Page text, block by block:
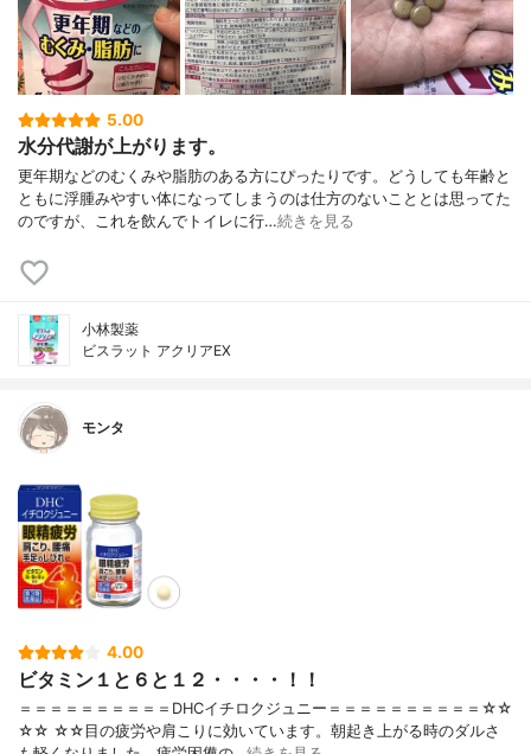
5.00
水分代謝が上がります。
更年期などのむくみや脂肪のある方にぴったりです。どうしても年齢と
ともに浮腫みやすい体になってしまうのは仕方のないこととは思ってた
のですが、これを飲んでトイレに行…続きを見る
小林製薬
ビスラット アクリアEX
モンタ
4.00
ビタミン１と６と１２・・・・！！
＝＝＝＝＝＝＝＝＝＝DHCイチロクジュニー＝＝＝＝＝＝＝＝＝＝☆☆
☆☆ ☆☆目の疲労や肩こりに効いています。朝起き上がる時のダルさ